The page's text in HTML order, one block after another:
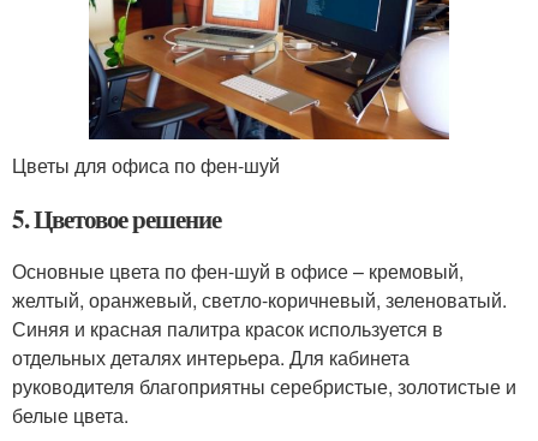
Цветы для офиса по фен-шуй
5. Цветовое решение
Основные цвета по фен-шуй в офисе – кремовый,
желтый, оранжевый, светло-коричневый, зеленоватый.
Синяя и красная палитра красок используется в
отдельных деталях интерьера. Для кабинета
руководителя благоприятны серебристые, золотистые и
белые цвета.